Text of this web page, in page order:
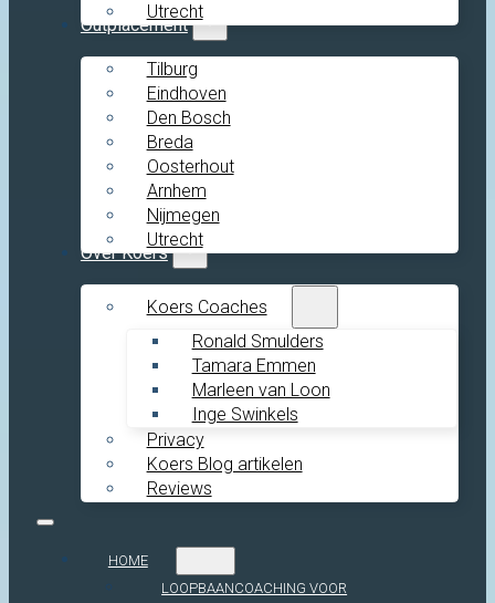
Utrecht
Outplacement
Tilburg
Eindhoven
Den Bosch
Breda
Oosterhout
Arnhem
Nijmegen
Utrecht
Over Koers
Koers Coaches
Ronald Smulders
Tamara Emmen
Marleen van Loon
Inge Swinkels
Privacy
Koers Blog artikelen
Reviews
HOME
LOOPBAANCOACHING VOOR